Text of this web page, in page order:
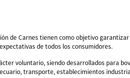
de Carnes tienen como objetivo
de todos los consumidores.
voluntario, siendo desarrollados para
transporte, establecimientos